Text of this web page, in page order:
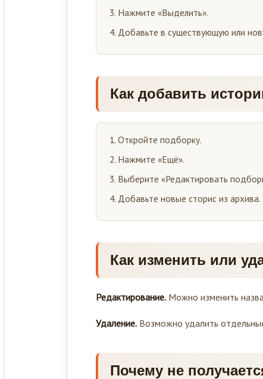
Нажмите «Выделить».
Добавьте в существующую или
Как добавить
Откройте подборку.
Нажмите «Ещё».
Выберите «Редактировать
Добавьте новые сторис из архива.
Как изменить или
Редактирование. Можно изменить
Удаление. Возможно удалить
Почему не